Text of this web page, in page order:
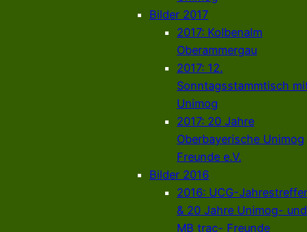
Bilder 2017
2017: Kolbenalm
Oberammergau
2017: 12.
Sonntagsstammtisch
Unimog
2017: 20 Jahre
Oberbayerische Unimog
Freunde e.V.
Bilder 2016
2016: UCG-
& 20 Jahre Unimog- und
MB trac- Freunde